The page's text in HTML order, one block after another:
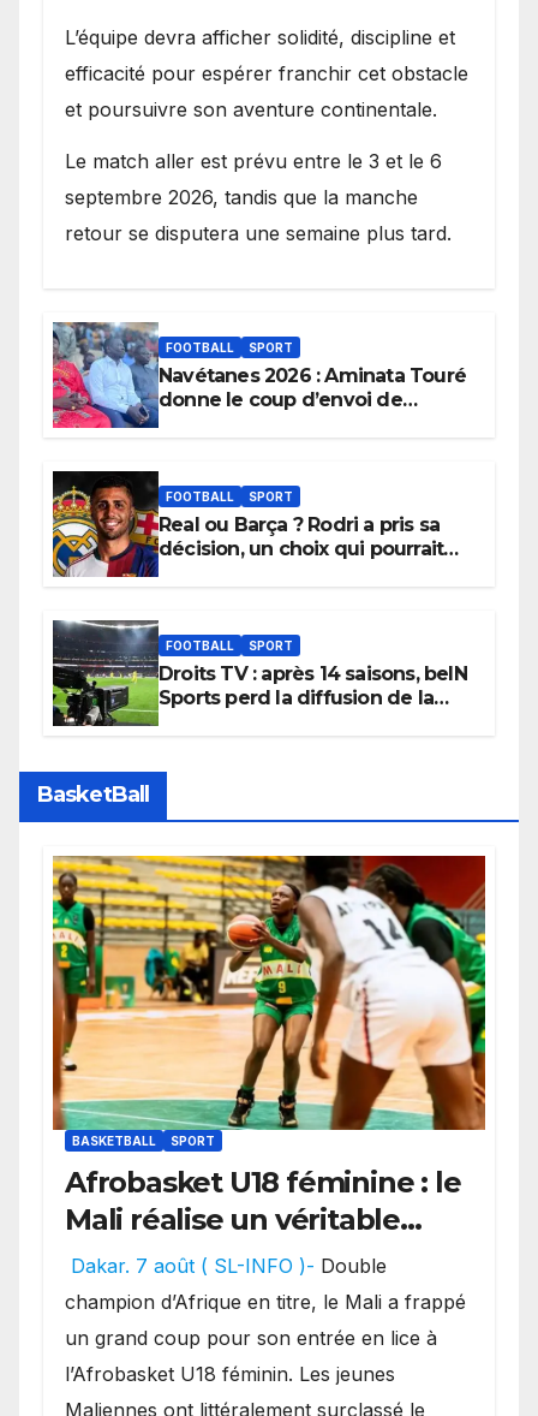
L’équipe devra afficher solidité, discipline et
efficacité pour espérer franchir cet obstacle
et poursuivre son aventure continentale.
Le match aller est prévu entre le 3 et le 6
septembre 2026, tandis que la manche
retour se disputera une semaine plus tard.
FOOTBALL SPORT
Navétanes 2026 : Aminata Touré
donne le coup d’envoi de
apaisées.
FOOTBALL SPORT
Real ou Barça ? Rodri a pris sa
décision, un choix qui pourrait
FOOTBALL SPORT
Droits TV : après 14 saisons, beIN
Sports perd la diffusion de la
BasketBall
BASKETBALL SPORT
Afrobasket U18 féminine : le
Mali réalise un véritable
festival offensif et inflige
une lourde défaite au
Bénin.
Dakar. 7 août ( SL-INFO )- Double
champion d’Afrique en titre, le Mali a frappé
un grand coup pour son entrée en lice à
l’Afrobasket U18 féminin. Les jeunes
Maliennes ont littéralement surclassé le